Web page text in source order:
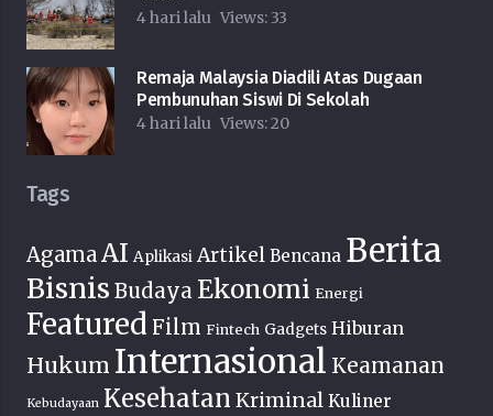
4 hari lalu Views: 33
Remaja Malaysia Diadili Atas Dugaan
Pembunuhan Siswi Di Sekolah
4 hari lalu Views:20
Tags
AgamaAI Aplikasi Artikel Bencana Berita
Bisnis Budaya Ekonomi Energi
Featured Film Fintech Gadgets Hiburan
Hukum Internasional Keamanan
Kebudayaan Kesehatan Kriminal Kuliner